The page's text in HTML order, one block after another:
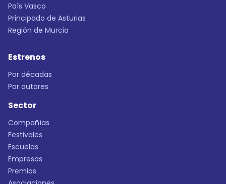
País Vasco
Principado de Asturias
Región de Murcia
Estrenos
Por décadas
Por autores
Sector
Compañías
Festivales
Escuelas
Empresas
Premios